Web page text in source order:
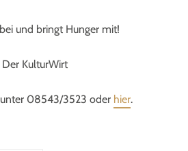
und bringt Hunger mit!
Der KulturWirt
unter 08543/3523 oder hier.